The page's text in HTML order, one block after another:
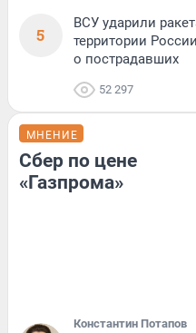
5
ВСУ ударили
территории
о пострадавших
52 297
МНЕНИЕ
Сбер по цене
«Газпрома»
Константин Потапов